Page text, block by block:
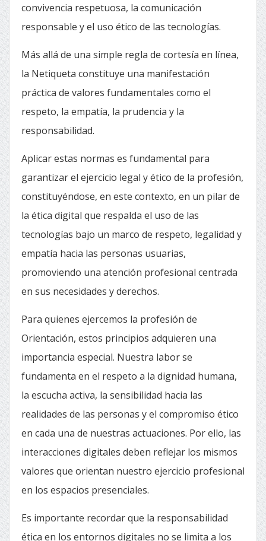
convivencia respetuosa, la comunicación
responsable y el uso ético de las tecnologías.
Más allá de una simple regla de cortesía en línea,
la Netiqueta constituye una manifestación
práctica de valores fundamentales como el
respeto, la empatía, la prudencia y la
responsabilidad.
Aplicar estas normas es fundamental para
garantizar el ejercicio legal y ético de la profesión,
constituyéndose, en este contexto, en un pilar de
la ética digital que respalda el uso de las
tecnologías bajo un marco de respeto, legalidad y
empatía hacia las personas usuarias,
promoviendo una atención profesional centrada
en sus necesidades y derechos.
Para quienes ejercemos la profesión de
Orientación, estos principios adquieren una
importancia especial. Nuestra labor se
fundamenta en el respeto a la dignidad humana,
la escucha activa, la sensibilidad hacia las
realidades de las personas y el compromiso ético
en cada una de nuestras actuaciones. Por ello, las
interacciones digitales deben reflejar los mismos
valores que orientan nuestro ejercicio profesional
en los espacios presenciales.
Es importante recordar que la responsabilidad
ética en los entornos digitales no se limita a los